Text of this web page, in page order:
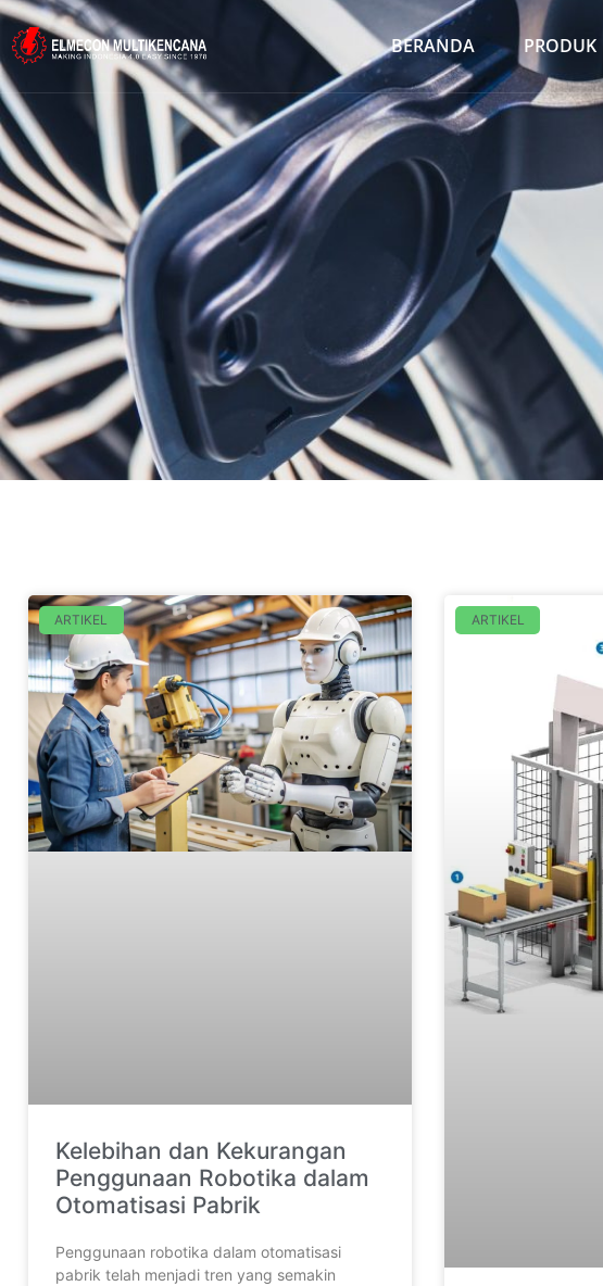
BERANDA PRODUK
ARTIKEL
Kelebihan dan Kekurangan
Penggunaan Robotika dalam
Otomatisasi Pabrik
Penggunaan robotika dalam otomatisasi
pabrik telah menjadi tren yang semakin
ARTIKEL